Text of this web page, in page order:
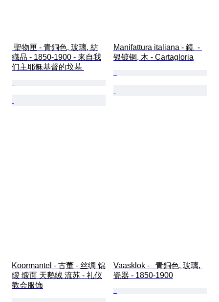
織品 - 1850-1900 - 来自我
们主耶稣基督的坟墓
Manifattura italiana - 鏡  -
银镀铜, 木 - Cartagloria
Koormantel - 古董 - 丝绸 锦
缎 缎面 天鹅绒 流苏 - 礼仪
教会服饰
Vaasklok -   青銅色, 玻璃,
瓷器 - 1850-1900